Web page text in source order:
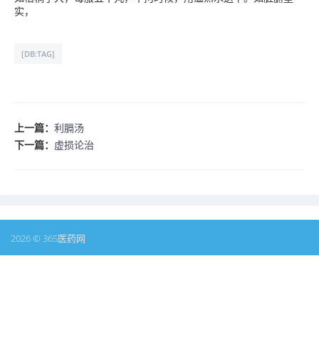
实，
[DB:TAG]
上一篇： 利膈汤
下一篇： 虚损论治
2026 © 365医药网